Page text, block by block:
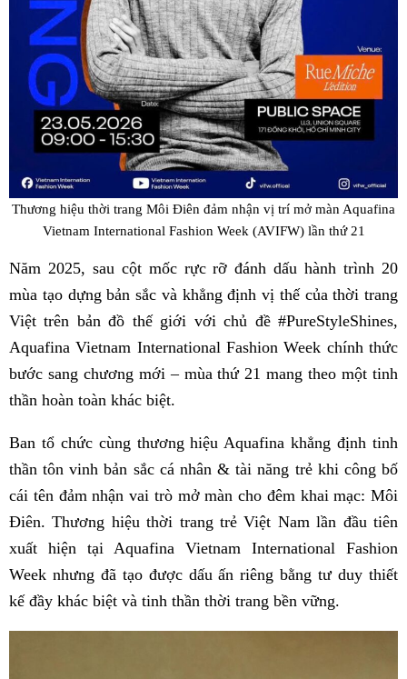
Thương hiệu thời trang Môi Điên đảm nhận vị trí mở màn Aquafina
Vietnam International Fashion Week (AVIFW) lần thứ 21
Năm 2025, sau cột mốc rực rỡ đánh dấu hành trình 20
mùa tạo dựng bản sắc và khẳng định vị thế của thời trang
Việt trên bản đồ thế giới với chủ đề #PureStyleShines,
Aquafina Vietnam International Fashion Week chính thức
bước sang chương mới – mùa thứ 21 mang theo một tinh
thần hoàn toàn khác biệt.
Ban tổ chức cùng thương hiệu Aquafina khẳng định tinh
thần tôn vinh bản sắc cá nhân & tài năng trẻ khi công bố
cái tên đảm nhận vai trò mở màn cho đêm khai mạc: Môi
Điên. Thương hiệu thời trang trẻ Việt Nam lần đầu tiên
xuất hiện tại Aquafina Vietnam International Fashion
Week nhưng đã tạo được dấu ấn riêng bằng tư duy thiết
kế đầy khác biệt và tinh thần thời trang bền vững.